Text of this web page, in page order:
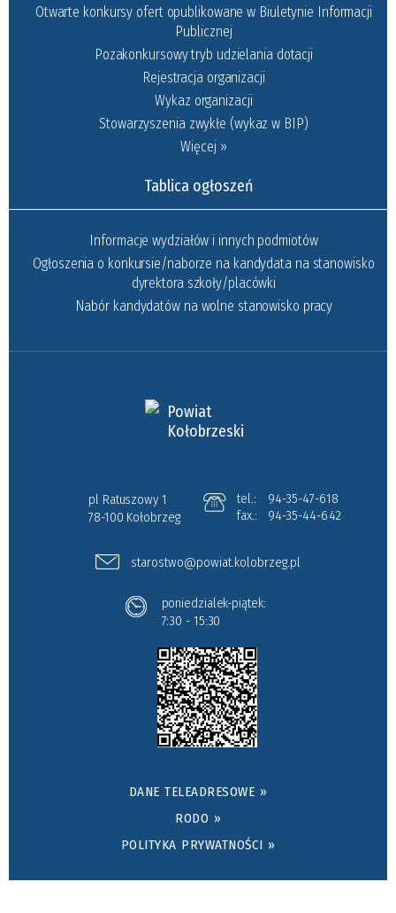
Otwarte konkursy ofert opublikowane w Biuletynie Informacji
Publicznej
Pozakonkursowy tryb udzielania dotacji
Rejestracja organizacji
Wykaz organizacji
Stowarzyszenia zwykłe (wykaz w BIP)
Więcej »
Tablica ogłoszeń
Informacje wydziałów i innych podmiotów
Ogłoszenia o konkursie/naborze na kandydata na stanowisko
dyrektora szkoły/placówki
Nabór kandydatów na wolne stanowisko pracy
Powiat
Kołobrzeski
pl Ratuszowy 1
78-100 Kołobrzeg
tel.:
94-35-47-618
fax.:
94-35-44-642
starostwo@powiat.kolobrzeg.pl
poniedzialek-piątek:
7:30 - 15:30
DANE TELEADRESOWE »
RODO »
POLITYKA PRYWATNOŚCI »